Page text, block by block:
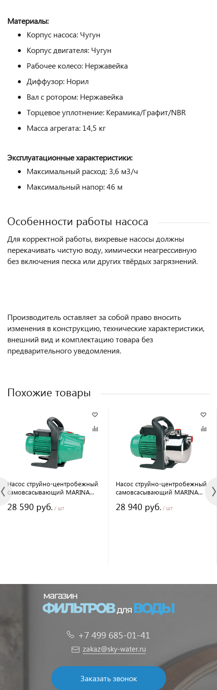
Материалы:
Корпус насоса: Чугун
Корпус двигателя: Чугун
Рабочее колесо: Нержавейка
Диффузор: Норил
Вал с ротором: Нержавейка
Торцевое уплотнение: Керамика/Графит/NBR
Масса агрегата: 14,5 кг
Эксплуатационные характеристики:
Максимальный расход: 3,6 м3/ч
Максимальный напор: 46 м
Особенности работы насоса
Для корректной работы, вихревые насосы должны
перекачивать чистую воду, химически неагрессивную
без включения песка или других твёрдых загрязнений.
Производитель оставляет за собой право вносить
изменения в конструкцию, технические характеристики,
внешний вид и комплектацию товара без
предварительного уведомления.
Похожие товары
Насос струйно-центробежный
самовсасывающий MARINA
28 590 руб. / шт
Насос струйно-центробежный
самовсасывающий MARINA
28 940 руб. / шт
+7 499 685-01-41
zakaz@sky-water.ru
Заказать звонок